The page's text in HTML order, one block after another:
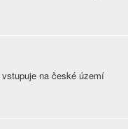
na české území